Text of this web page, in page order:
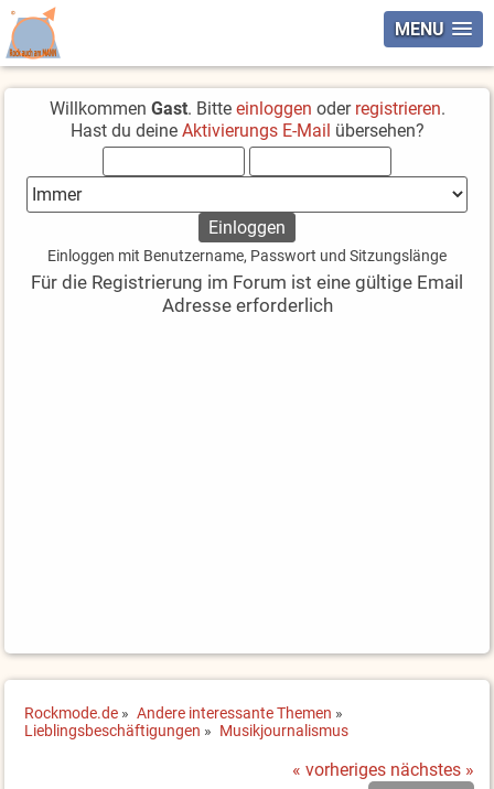
MENU
Willkommen Gast. Bitte einloggen oder registrieren.
Hast du deine Aktivierungs E-Mail übersehen?
Einloggen mit Benutzername, Passwort und Sitzungslänge
Für die Registrierung im Forum ist eine gültige Email
Adresse erforderlich
Rockmode.de » Andere interessante Themen »
Lieblingsbeschäftigungen » Musikjournalismus
« vorheriges nächstes »